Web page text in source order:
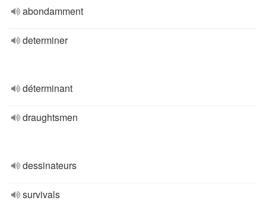
abondamment
determiner
déterminant
draughtsmen
dessinateurs
survivals